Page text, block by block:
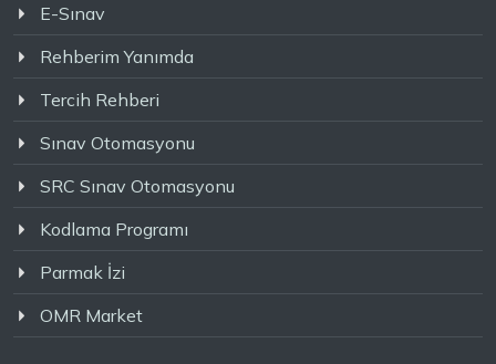
E-Sınav
Rehberim Yanımda
Tercih Rehberi
Sınav Otomasyonu
SRC Sınav Otomasyonu
Kodlama Programı
Parmak İzi
OMR Market